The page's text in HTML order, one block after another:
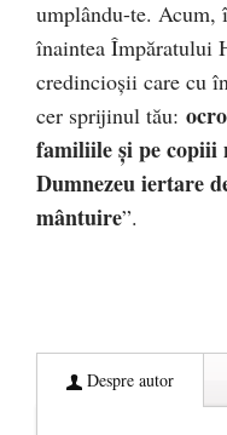
umplându-te. Acum,
înaintea Împăratului
credincioşii care cu
cer sprijinul tău:
familiile şi pe copiii
Dumnezeu iertare
mântuire”.
Despre autor